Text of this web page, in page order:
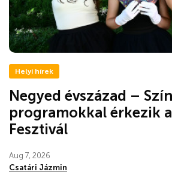
Helyi hírek
Negyed évszázad –
programokkal érkezik
Fesztivál
Aug 7, 2026
Csatári Jázmin